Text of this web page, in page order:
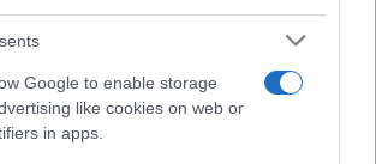
Google to enable storage
like cookies on web or
in apps.
fecha multimercados e transfere R$ 2